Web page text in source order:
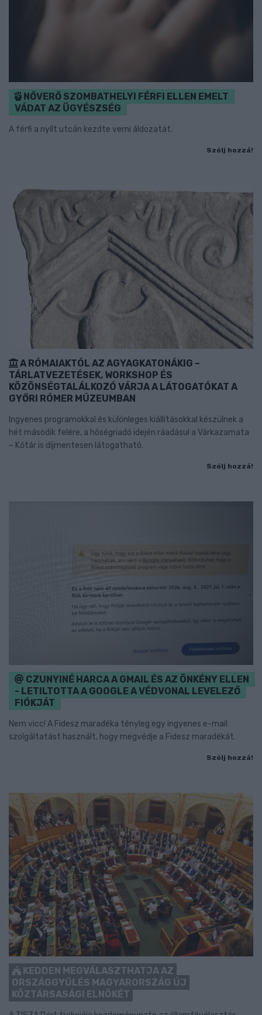
NŐVERŐ SZOMBATHELYI FÉRFI ELLEN EMELT
VÁDAT AZ ÜGYÉSZSÉG
A férfi a nyílt utcán kezdte verni áldozatát.
Szólj hozzá!
A RÓMAIAKTÓL AZ AGYAGKATONÁKIG –
TÁRLATVEZETÉSEK, WORKSHOP ÉS
KÖZÖNSÉGTALÁLKOZÓ VÁRJA A LÁTOGATÓKAT A
GYŐRI RÓMER MÚZEUMBAN
Ingyenes programokkal és különleges kiállításokkal készülnek a
hét második felére, a hőségriadó idején ráadásul a Várkazamata
– Kőtár is díjmentesen látogatható.
Szólj hozzá!
CZUNYINÉ HARCA A GMAIL ÉS AZ ÖNKÉNY ELLEN
- LETILTOTTA A GOOGLE A VÉDVONAL LEVELEZŐ
FIÓKJÁT
Nem vicc! A Fidesz maradéka tényleg egy ingyenes e-mail
szolgáltatást használt, hogy megvédje a Fidesz maradékát.
Szólj hozzá!
KEDDEN MEGVÁLASZTHATJA AZ
ORSZÁGGYŰLÉS MAGYARORSZÁG ÚJ
KÖZTÁRSASÁGI ELNÖKÉT